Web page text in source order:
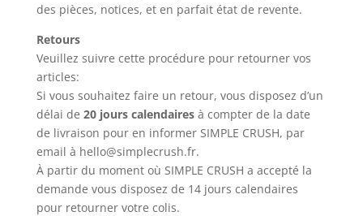
des pièces, notices, et en parfait état de revente.
Retours
Veuillez suivre cette procédure pour retourner vos
articles:
Si vous souhaitez faire un retour, vous disposez d’un
délai de 20 jours calendairesà compter de la date
de livraison pour en informer SIMPLE CRUSH, par
email à hello@simplecrush.fr.
À partir du moment où SIMPLE CRUSH a accepté la
demande vous disposez de 14 jours calendaires
pour retourner votre colis.